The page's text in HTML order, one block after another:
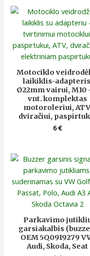
Motociklo
laikiklis-
Ø22mm vairui, M10
vnt. komplektas
motoroleriui,
dviračiui,
6€
Parkavimo
garsiakalbis
OEM 5Q0919279
Audi, Skoda, Seat